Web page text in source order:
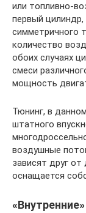
или топливно-
первый
симметричного
количество
обоих случаях
смеси
мощность
Тюнинг, в
штатного
воздушные
зависят друг
оснащается